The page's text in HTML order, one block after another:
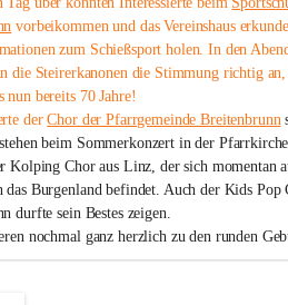
vorbeikommen und das Vereinshaus
zum Schießsport holen. In den
die Steirerkanonen die Stimmung richtig an,
nun bereits 70 Jahre!
der Chor der Pfarrgemeinde Breitenbrunn
beim Sommerkonzert in der
Kolping Chor aus Linz, der sich momentan
das Burgenland befindet. Auch der Kids Pop
durfte sein Bestes zeigen.
nochmal ganz herzlich zu den runden